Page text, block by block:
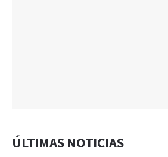
ÚLTIMAS NOTICIAS